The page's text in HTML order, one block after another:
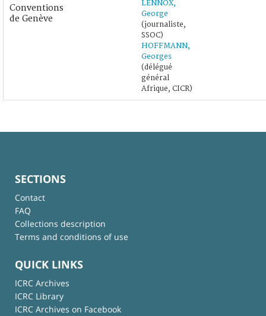
Conventions
de Genève
LENNOX,
George
(journaliste,
SSOC)
HOFFMANN,
Georges
(délégué
général
Afrique, CICR)
SECTIONS
Contact
FAQ
Collections description
Terms and conditions of use
QUICK LINKS
ICRC Archives
ICRC Library
ICRC Archives on Facebook